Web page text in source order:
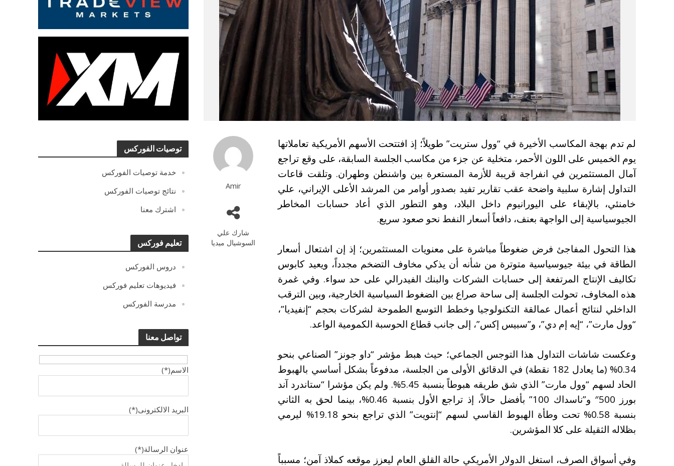
توصيات الفوركس
خدمة توصيات الفوركس
نتائج توصيات الفوركس
اشترك معنا
تعليم فوركس
دروس الفوركس
فيديوهات تعليم فوركس
مدرسة الفوركس
تواصل معنا
الاسم(*)
البريد الالكترونى(*)
عنوان الرسالة(*)
Amir
شارك علي
السوشيال ميديا
لم تدم بهجة المكاسب الأخيرة في “وول ستريت” طويلاً؛ إذ افتتحت الأسهم الأمريكية تعاملاتها
يوم الخميس على اللون الأحمر، متخلية عن جزء من مكاسب الجلسة السابقة، على وقع تراجع
آمال المستثمرين في انفراجة قريبة للأزمة المستعرة بين واشنطن وطهران. وتلقت قاعات
التداول إشارة سلبية واضحة عقب تقارير تفيد بصدور أوامر من المرشد الأعلى الإيراني، علي
خامنئي، بالإبقاء على اليورانيوم داخل البلاد، وهو التطور الذي أعاد حسابات المخاطر
الجيوسياسية إلى الواجهة بعنف، دافعاً أسعار النفط نحو صعود سريع.
هذا التحول المفاجئ فرض ضغوطاً مباشرة على معنويات المستثمرين؛ إذ إن اشتعال أسعار
الطاقة في بيئة جيوسياسية متوترة من شأنه أن يذكي مخاوف التضخم مجدداً، ويعيد كابوس
تكاليف الإنتاج المرتفعة إلى حسابات الشركات والبنك الفيدرالي على حد سواء. وفي غمرة
هذه المخاوف، تحولت الجلسة إلى ساحة صراع بين الضغوط السياسية الخارجية، وبين الترقب
الداخلي لنتائج أعمال عمالقة التكنولوجيا وخطط التوسع الطموحة لشركات بحجم “إنفيديا”،
“وول مارت”، “إيه إم دي”، و”سبيس إكس”، إلى جانب قطاع الحوسبة الكمومية الواعد.
وعكست شاشات التداول هذا التوجس الجماعي؛ حيث هبط مؤشر “داو جونز” الصناعي بنحو
0.34% (ما يعادل 182 نقطة) في الدقائق الأولى من الجلسة، مدفوعاً بشكل أساسي بالهبوط
الحاد لسهم “وول مارت” الذي شق طريقه هبوطاً بنسبة 5.45%. ولم يكن مؤشرا “ستاندرد آند
بورز 500″ و”ناسداك 100” بأفضل حالاً، إذ تراجع الأول بنسبة 0.46%، بينما لحق به الثاني
بنسبة 0.58% تحت وطأة الهبوط القاسي لسهم “إنتويت” الذي تراجع بنحو 19.18% ليرمي
بظلاله الثقيلة على كلا المؤشرين.
وفي أسواق الصرف، استغل الدولار الأمريكي حالة القلق العام ليعزز موقعه كملاذ آمن؛ مسبباً